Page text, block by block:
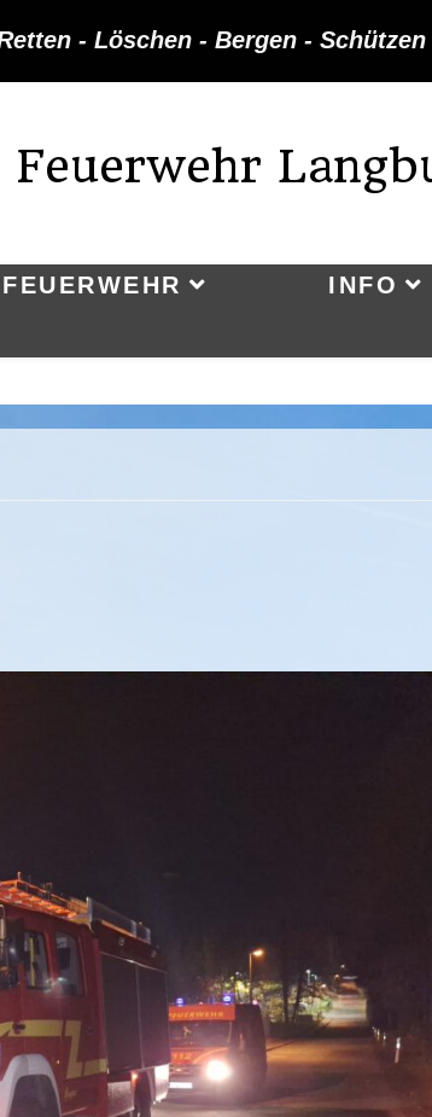
- Löschen - Bergen - Schützen
FEUERWEHR INFO